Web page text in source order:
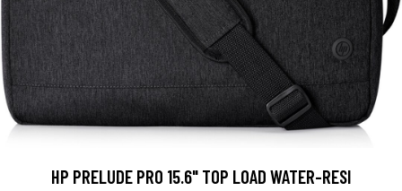
HP PRELUDE PRO 15.6" TOP LOAD WATER-RESI